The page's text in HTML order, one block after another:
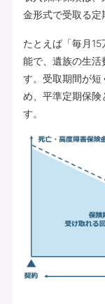
金形式で受取る定
たとえば「毎月
能で、遺族の生活
す。受取期間が短
め、平準定期保
す。